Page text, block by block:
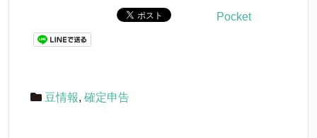
Pocket
豆情報, 確定申告